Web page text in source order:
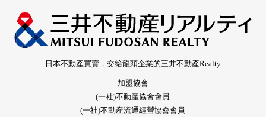
日本不動產買賣，交給龍頭企業的三井不動產Realty
加盟協會
(一社)不動産協會會員
(一社)不動産流通經營協會會員